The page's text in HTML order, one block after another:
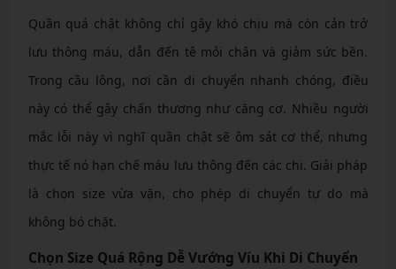
Quần quá chật không chỉ gây khó chịu mà còn cản trở
lưu thông máu, dẫn đến tê mỏi chân và giảm sức bền.
Trong cầu lông, nơi cần di chuyển nhanh chóng, điều
này có thể gây chấn thương như căng cơ. Nhiều người
mắc lỗi này vì nghĩ quần chật sẽ ôm sát cơ thể, nhưng
thực tế nó hạn chế máu lưu thông đến các chi. Giải pháp
là chọn size vừa vặn, cho phép di chuyển tự do mà
không bó chặt.
Chọn Size Quá Rộng Dễ Vướng Víu Khi Di Chuyển